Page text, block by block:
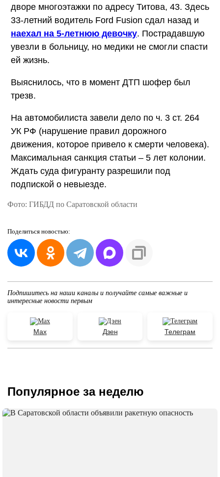
дворе многоэтажки по адресу Титова, 43. Здесь
33-летний водитель Ford Fusion сдал назад и
наехал на 5-летнюю девочку. Пострадавшую
увезли в больницу, но медики не смогли спасти
ей жизнь.
Выяснилось, что в момент ДТП шофер был
трезв.
На автомобилиста завели дело по ч. 3 ст. 264
УК РФ (нарушение правил дорожного
движения, которое привело к смерти человека).
Максимальная санкция статьи – 5 лет колонии.
Ждать суда фигуранту разрешили под
подпиской о невыезде.
Фото: ГИБДД по Саратовской области
Поделиться новостью:
Подпишитесь на наши каналы и получайте самые важные и
интересные новости первым
Max Дзен Телеграм
Популярное за неделю